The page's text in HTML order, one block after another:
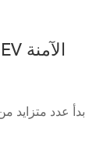
باستخدام موصلات شحن CCS2 لتبسيط أنظمة الشحن السريع EV الآمنة